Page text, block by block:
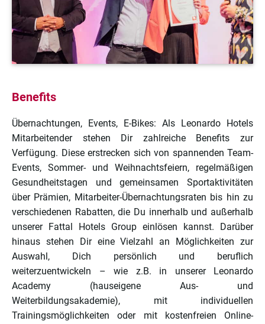
Benefits
Übernachtungen, Events, E-Bikes: Als Leonardo Hotels
Mitarbeitender stehen Dir zahlreiche Benefits zur
Verfügung. Diese erstrecken sich von spannenden Team-
Events, Sommer- und Weihnachtsfeiern, regelmäßigen
Gesundheitstagen und gemeinsamen Sportaktivitäten
über Prämien, Mitarbeiter-Übernachtungsraten bis hin zu
verschiedenen Rabatten, die Du innerhalb und außerhalb
unserer Fattal Hotels Group einlösen kannst. Darüber
hinaus stehen Dir eine Vielzahl an Möglichkeiten zur
Auswahl, Dich persönlich und beruflich
weiterzuentwickeln – wie z.B. in unserer Leonardo
Academy (hauseigene Aus- und
Weiterbildungsakademie), mit individuellen
Trainingsmöglichkeiten oder mit kostenfreien Online-